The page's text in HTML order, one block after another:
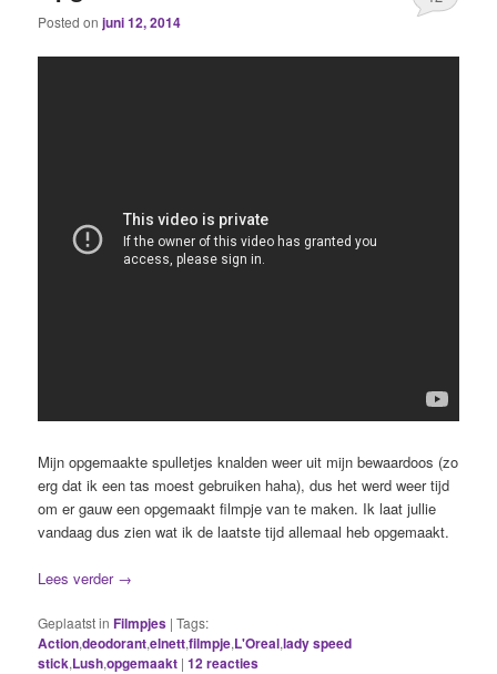
Posted onjuni 12, 2014
Mijn opgemaakte spulletjes knalden weer uit mijn bewaardoos (zo
erg dat ik een tas moest gebruiken haha), dus het werd weer tijd
om er gauw een opgemaakt filmpje van te maken. Ik laat jullie
vandaag dus zien wat ik de laatste tijd allemaal heb opgemaakt.
Lees verder →
Geplaatst in Filmpjes |Tags:
Action,deodorant,elnett,filmpje,L'Oreal,lady speed
stick,Lush,opgemaakt |12reacties